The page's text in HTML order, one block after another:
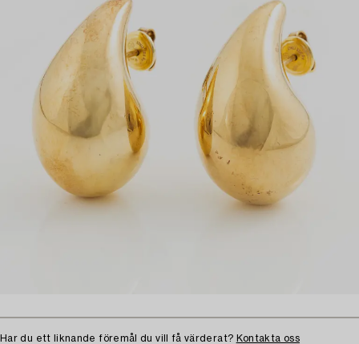
Har du ett liknande föremål du vill få värderat? Kontakta oss